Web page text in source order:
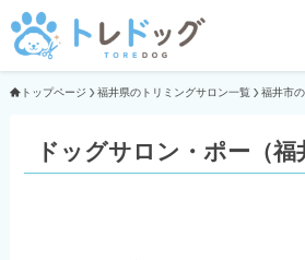
トップページ 福井県のトリミングサロン一覧 福井市
ドッグサロン・ポー（福